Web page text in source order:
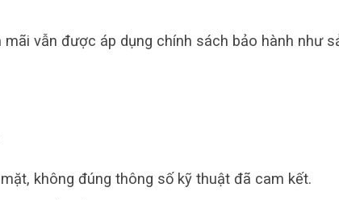
vẫn được áp dụng chính sách bảo hành như
không đúng thông số kỹ thuật đã cam kết.